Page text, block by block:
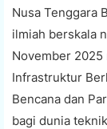
Nusa Tenggara
ilmiah berskala
November 2025
Infrastruktur
Bencana dan
bagi dunia